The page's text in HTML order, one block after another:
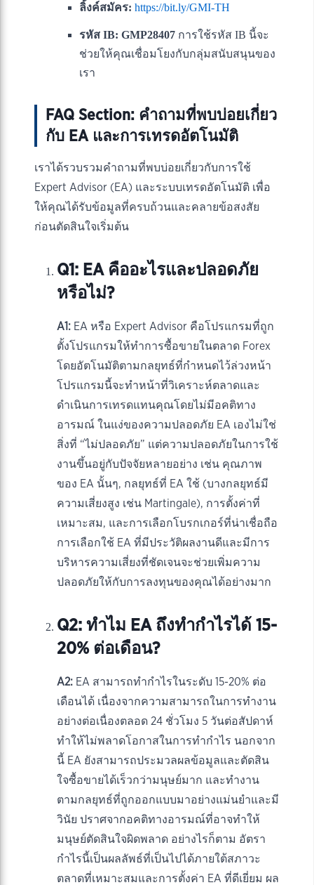
ลิ้งค์สมัคร: https://bit.ly/GMI-TH
รหัส IB: GMP28407 การใช้รหัส IB นี้จะ
ช่วยให้คุณเชื่อมโยงกับกลุ่มสนับสนุนของ
เรา
FAQ Section: คำถามที่พบบ่อยเกี่ยว
กับ EA และการเทรดอัตโนมัติ
เราได้รวบรวมคำถามที่พบบ่อยเกี่ยวกับการใช้
Expert Advisor (EA) และระบบเทรดอัตโนมัติ เพื่อ
ให้คุณได้รับข้อมูลที่ครบถ้วนและคลายข้อสงสัย
ก่อนตัดสินใจเริ่มต้น
Q1: EA คืออะไรและปลอดภัย
หรือไม่?
A1: EA หรือ Expert Advisor คือโปรแกรมที่ถูก
ตั้งโปรแกรมให้ทำการซื้อขายในตลาด Forex
โดยอัตโนมัติตามกลยุทธ์ที่กำหนดไว้ล่วงหน้า
โปรแกรมนี้จะทำหน้าที่วิเคราะห์ตลาดและ
ดำเนินการเทรดแทนคุณโดยไม่มีอคติทาง
อารมณ์ ในแง่ของความปลอดภัย EA เองไม่ใช่
สิ่งที่ “ไม่ปลอดภัย” แต่ความปลอดภัยในการใช้
งานขึ้นอยู่กับปัจจัยหลายอย่าง เช่น คุณภาพ
ของ EA นั้นๆ, กลยุทธ์ที่ EA ใช้ (บางกลยุทธ์มี
ความเสี่ยงสูง เช่น Martingale), การตั้งค่าที่
เหมาะสม, และการเลือกโบรกเกอร์ที่น่าเชื่อถือ
การเลือกใช้ EA ที่มีประวัติผลงานดีและมีการ
บริหารความเสี่ยงที่ชัดเจนจะช่วยเพิ่มความ
ปลอดภัยให้กับการลงทุนของคุณได้อย่างมาก
Q2: ทำไม EA ถึงทำกำไรได้ 15-
20% ต่อเดือน?
A2: EA สามารถทำกำไรในระดับ 15-20% ต่อ
เดือนได้ เนื่องจากความสามารถในการทำงาน
อย่างต่อเนื่องตลอด 24 ชั่วโมง 5 วันต่อสัปดาห์
ทำให้ไม่พลาดโอกาสในการทำกำไร นอกจาก
นี้ EA ยังสามารถประมวลผลข้อมูลและตัดสิน
ใจซื้อขายได้เร็วกว่ามนุษย์มาก และทำงาน
ตามกลยุทธ์ที่ถูกออกแบบมาอย่างแม่นยำและมี
วินัย ปราศจากอคติทางอารมณ์ที่อาจทำให้
มนุษย์ตัดสินใจผิดพลาด อย่างไรก็ตาม อัตรา
กำไรนี้เป็นผลลัพธ์ที่เป็นไปได้ภายใต้สภาวะ
ตลาดที่เหมาะสมและการตั้งค่า EA ที่ดีเยี่ยม ผล